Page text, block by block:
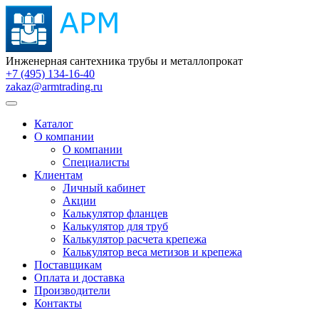
Инженерная сантехника трубы и металлопрокат
+7 (495) 134-16-40
zakaz@armtrading.ru
Каталог
О компании
О компании
Специалисты
Клиентам
Личный кабинет
Акции
Калькулятор фланцев
Калькулятор для труб
Калькулятор расчета крепежа
Калькулятор веса метизов и крепежа
Поставщикам
Оплата и доставка
Производители
Контакты